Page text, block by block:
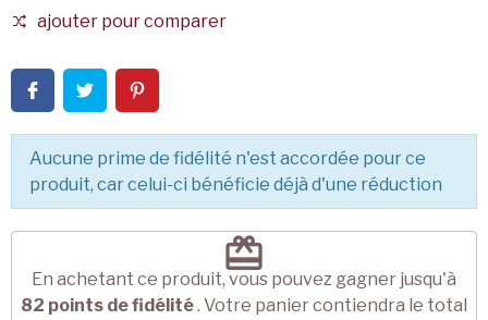
ajouter pour comparer
Aucune prime de fidélité n'est accordée pour ce
produit, car celui-ci bénéficie déjà d'une réduction
redeem
En achetant ce produit, vous pouvez gagner jusqu'à
82 points de fidélité. Votre panier contiendra le total